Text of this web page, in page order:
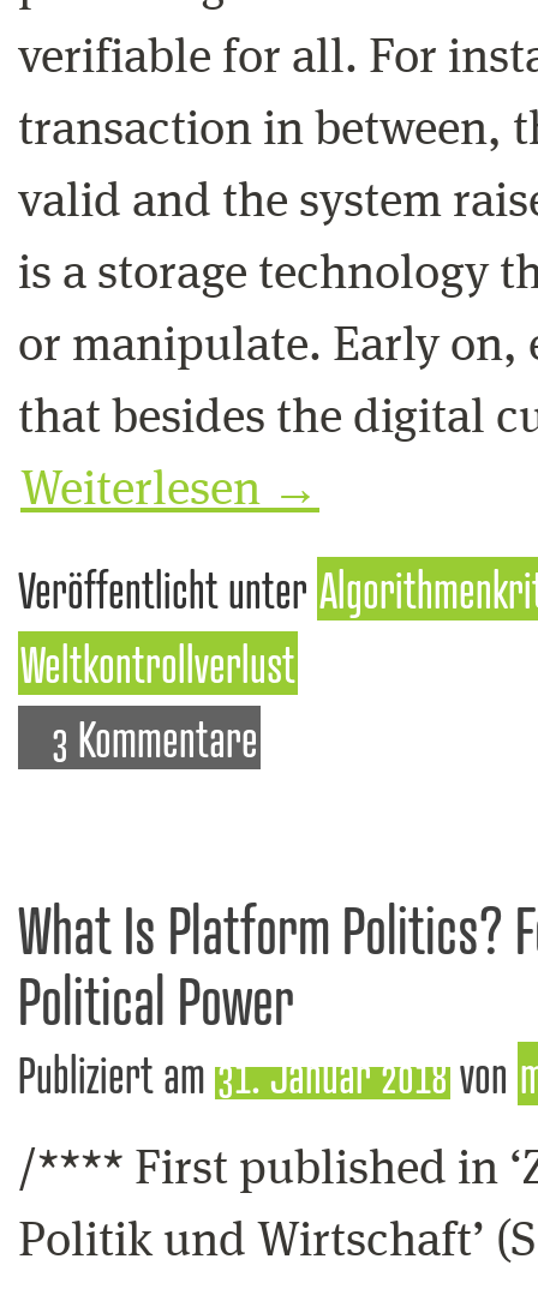
verifiable for all. For
transaction in between,
valid and the system
is a storage technology
or manipulate. Early on,
that besides the digital
Weiterlesen →
Veröffentlicht unter
Weltkontrollverlust
3 Kommentare
What Is Platform Politics?
Political Power
Publiziert am 31. Januar 2018von
/**** First published in
Politik und Wirtschaft’